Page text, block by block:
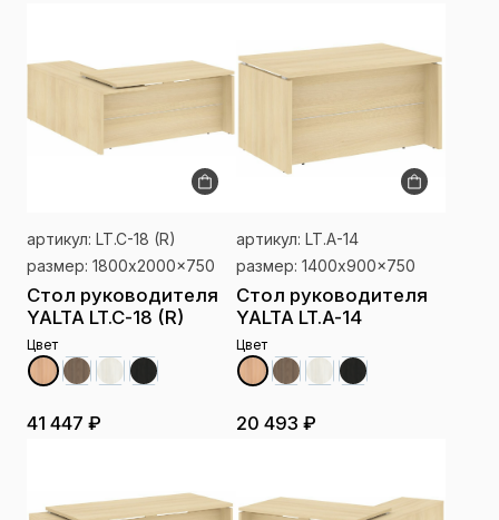
артикул: LT.C-18 (R)
размер: 1800x2000x750
Стол руководителя
YALTA LT.C-18 (R)
Цвет
41 447 ₽
артикул: LT.A-14
размер: 1400x900x750
Стол руководителя
YALTA LT.A-14
Цвет
20 493 ₽